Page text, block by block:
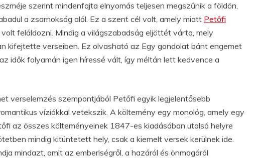
szerint mindenfajta elnyomás teljesen megszűnik a földön,
a zsarnokság alól. Ez a szent cél volt, amely miatt Petőfi
feláldozni. Mindig a világszabadság eljöttét várta, mely
kifejtette verseiben. Ez olvasható az Egy gondolat bánt engemet
idők folyamán igen híressé vált, így méltán lett kedvence a
verselemzés szempontjából Petőfi egyik legjelentősebb
víziókkal vetekszik. A költemény egy monológ, amely egy
az összes költeményeinek 1847-es kiadásában utolsó helyre
mindig kitüntetett hely, csak a kiemelt versek kerülnek ide.
mindazt, amit az emberiségről, a hazáról és önmagáról